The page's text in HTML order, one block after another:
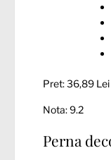
Pret: 36,89 Lei
Nota: 9.2
Perna